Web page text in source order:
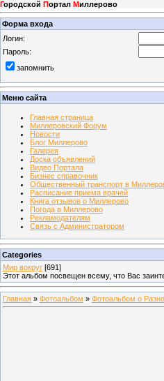
Городской Портал Миллерово
Форма входа
Логин:
Пароль:
запомнить
Меню сайта
Главная страница
Миллеровский Форум
Новости
Блог Миллерово
Галерея
Доска объявлений
Видео Портала
Бизнес справочник
Общественный транспорт в
Расписание приема врачей
Книга отзывов о Миллерово
Погода в Миллерово
Рекламодателям
Связь с Администратором
Categories
Мир вокруг [691]
Этот альбом посвещен всему, что Вас
Главная » Фотоальбом » Фотоальбом о